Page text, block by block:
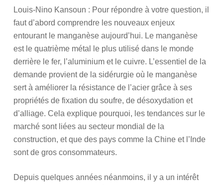
Louis-Nino Kansoun : Pour répondre à votre question, il
faut d’abord comprendre les nouveaux enjeux
entourant le manganèse aujourd’hui. Le manganèse
est le quatrième métal le plus utilisé dans le monde
derrière le fer, l’aluminium et le cuivre. L’essentiel de la
demande provient de la sidérurgie où le manganèse
sert à améliorer la résistance de l’acier grâce à ses
propriétés de fixation du soufre, de désoxydation et
d’alliage. Cela explique pourquoi, les tendances sur le
marché sont liées au secteur mondial de la
construction, et que des pays comme la Chine et l’Inde
sont de gros consommateurs.
Depuis quelques années néanmoins, il y a un intérêt